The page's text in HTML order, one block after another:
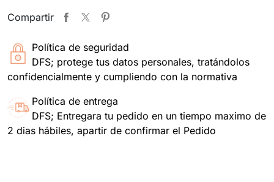
Compartir
Política de seguridad
DFS; protege tus datos personales, tratándolos
confidencialmente y cumpliendo con la normativa
Política de entrega
DFS; Entregara tu pedido en un tiempo maximo de
2 dias hábiles, apartir de confirmar el Pedido